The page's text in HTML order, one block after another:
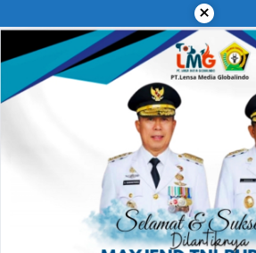
ke
konten
×